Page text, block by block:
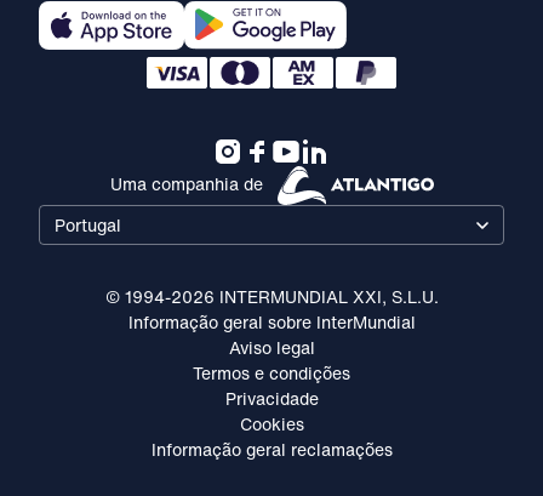
Uma companhia de
Portugal
© 1994-2026 INTERMUNDIAL XXI, S.L.U.
Informação geral sobre InterMundial
Aviso legal
Termos e condições
Privacidade
Cookies
Informação geral reclamações